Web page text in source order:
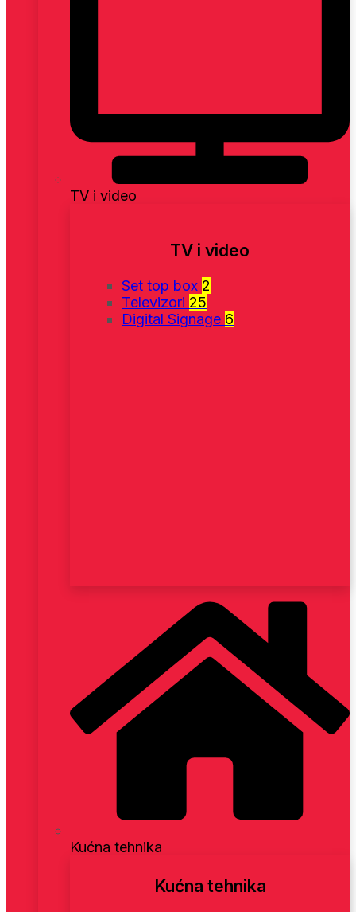
TV i video
TV i video
Set top box 2
Televizori 25
Digital Signage 6
Kućna tehnika
Kućna tehnika